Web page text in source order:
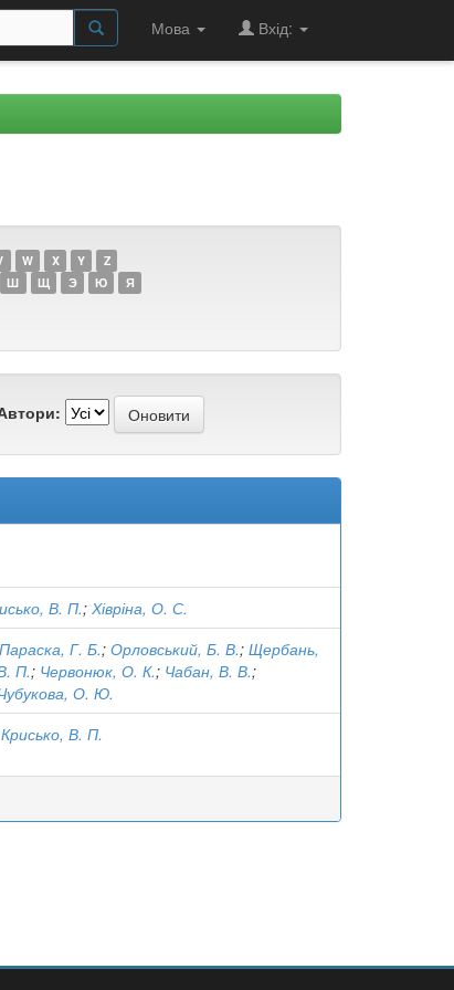
Мова Вхід:
W X Y
Z
Ш Щ Э Ю Я
В. П.; Хівріна, О. С.
Параска, Г. Б.; Орловський, Б. В.; Щербань,
П.; Червонюк, О. К.; Чабан, В. В.;
О. Ю.
Крисько, В. П.